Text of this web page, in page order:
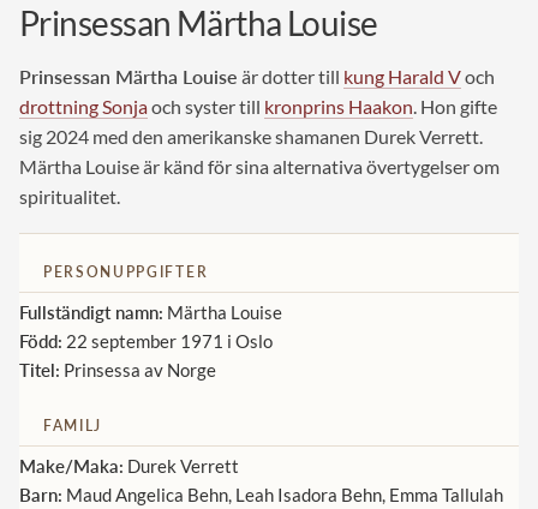
HEM
KUNGAFAMILJEN
UTLÄNDSKT
VÄRLDENS KUNGAHUS
Svenska kungahuset
Brittiska kungahuset
Spanska kungahuset
REDAKTION
Prinsessan Märtha Louise
Prinsessan Märtha Louise är dotter till kung Harald Voch
drottning Sonjaoch syster till kronprins Haakon . Hon gifte
sig 2024 med den amerikanske shamanen Durek Verrett.
Märtha Louise är känd för sina alternativa övertygelser om
spiritualitet.
PERSONUPPGIFTER
Fullständigt namn: Märtha Louise
Född: 22 september 1971 i Oslo
Titel: Prinsessa av Norge
FAMILJ
Make/Maka: Durek Verrett
Barn: Maud Angelica Behn, Leah Isadora Behn, Emma Tallulah